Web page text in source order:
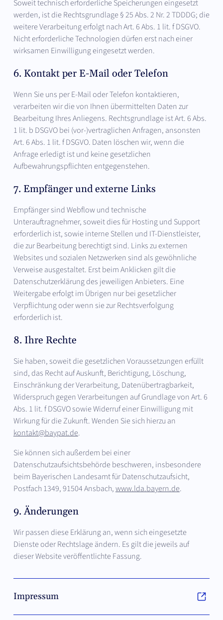
Soweit technisch erforderliche Speicherungen eingesetzt
werden, ist die Rechtsgrundlage § 25 Abs. 2 Nr. 2 TDDDG; die
weitere Verarbeitung erfolgt nach Art. 6 Abs. 1 lit. f DSGVO.
Nicht erforderliche Technologien dürfen erst nach einer
wirksamen Einwilligung eingesetzt werden.
6. Kontakt per E-Mail oder Telefon
Wenn Sie uns per E-Mail oder Telefon kontaktieren,
verarbeiten wir die von Ihnen übermittelten Daten zur
Bearbeitung Ihres Anliegens. Rechtsgrundlage ist Art. 6 Abs.
1 lit. b DSGVO bei (vor-)vertraglichen Anfragen, ansonsten
Art. 6 Abs. 1 lit. f DSGVO. Daten löschen wir, wenn die
Anfrage erledigt ist und keine gesetzlichen
Aufbewahrungspflichten entgegenstehen.
7. Empfänger und externe Links
Empfänger sind Webflow und technische
Unterauftragnehmer, soweit dies für Hosting und Support
erforderlich ist, sowie interne Stellen und IT-Dienstleister,
die zur Bearbeitung berechtigt sind. Links zu externen
Websites und sozialen Netzwerken sind als gewöhnliche
Verweise ausgestaltet. Erst beim Anklicken gilt die
Datenschutzerklärung des jeweiligen Anbieters. Eine
Weitergabe erfolgt im Übrigen nur bei gesetzlicher
Verpflichtung oder wenn sie zur Rechtsverfolgung
erforderlich ist.
8. Ihre Rechte
Sie haben, soweit die gesetzlichen Voraussetzungen erfüllt
sind, das Recht auf Auskunft, Berichtigung, Löschung,
Einschränkung der Verarbeitung, Datenübertragbarkeit,
Widerspruch gegen Verarbeitungen auf Grundlage von Art. 6
Abs. 1 lit. f DSGVO sowie Widerruf einer Einwilligung mit
Wirkung für die Zukunft. Wenden Sie sich hierzu an
kontakt@baypat.de.
Sie können sich außerdem bei einer
Datenschutzaufsichtsbehörde beschweren, insbesondere
beim Bayerischen Landesamt für Datenschutzaufsicht,
Postfach 1349, 91504 Ansbach,www.lda.bayern.de.
9. Änderungen
Wir passen diese Erklärung an, wenn sich eingesetzte
Dienste oder Rechtslage ändern. Es gilt die jeweils auf
dieser Website veröffentlichte Fassung.
Impressum